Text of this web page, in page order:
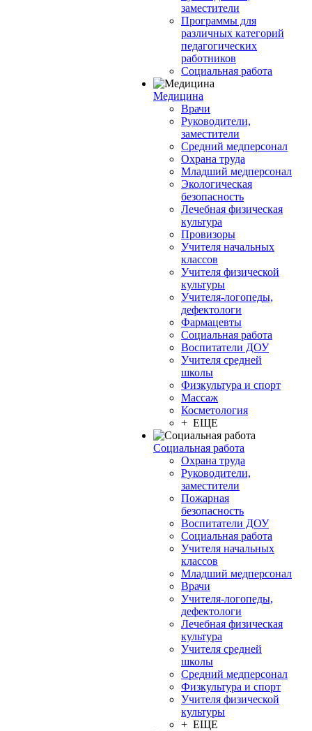
заместители
Программы для
различных категорий
педагогических
работников
Социальная работа
Медицина
Врачи
Руководители,
заместители
Средний медперсонал
Охрана труда
Младший медперсонал
Экологическая
безопасность
Лечебная физическая
культура
Провизоры
Учителя начальных
классов
Учителя физической
культуры
Учителя-логопеды,
дефектологи
Фармацевты
Социальная работа
Воспитатели ДОУ
Учителя средней
школы
Физкультура и спорт
Массаж
Косметология
+ ЕЩЕ
Социальная работа
Охрана труда
Руководители,
заместители
Пожарная
безопасность
Воспитатели ДОУ
Социальная работа
Учителя начальных
классов
Младший медперсонал
Врачи
Учителя-логопеды,
дефектологи
Лечебная физическая
культура
Учителя средней
школы
Средний медперсонал
Физкультура и спорт
Учителя физической
культуры
+ ЕЩЕ